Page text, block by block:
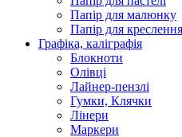
Папір для малюнку
Папір для креслення
Графіка, каліграфія
Блокноти
Олівці
Лайнер-пензлі
Гумки, Клячки
Лінери
Маркери